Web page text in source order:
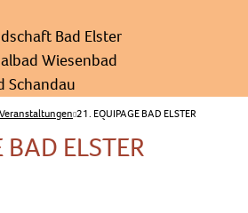
Veranstaltungen 21. EQUIPAGE BAD ELSTER
ELSTER